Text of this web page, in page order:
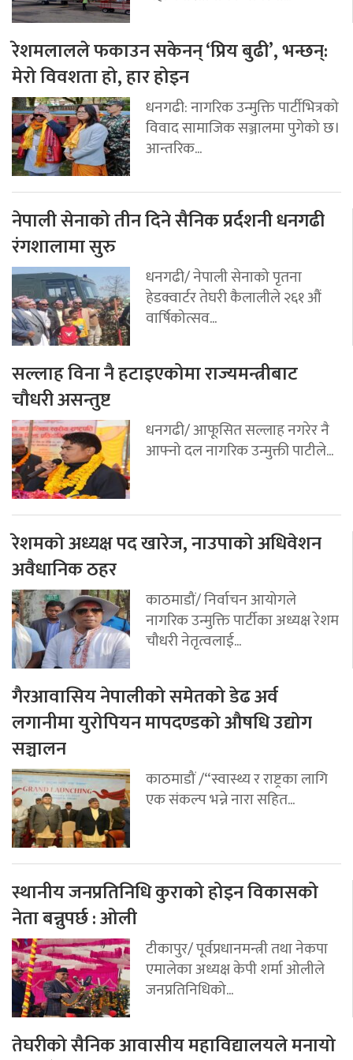
रेशमलालले फकाउन सकेनन् ‘प्रिय बुढी’, भन्छन्:
मेरो विवशता हो, हार होइन
धनगढी: नागरिक उन्मुक्ति पार्टीभित्रको
विवाद सामाजिक सञ्जालमा पुगेको छ।
आन्तरिक...
नेपाली सेनाको तीन दिने सैनिक प्रर्दशनी धनगढी
रंगशालामा सुरु
धनगढी/ नेपाली सेनाको पृतना
हेडक्वार्टर तेघरी कैलालीले २६१ औं
वार्षिकोत्सव...
सल्लाह विना नै हटाइएकोमा राज्यमन्त्रीबाट
चौधरी असन्तुष्ट
धनगढी/ आफूसित सल्लाह नगरेर नै
आफ्नो दल नागरिक उन्मुक्ती पाटीले...
रेशमको अध्यक्ष पद खारेज, नाउपाको अधिवेशन
अवैधानिक ठहर
काठमाडौं/ निर्वाचन आयोगले
नागरिक उन्मुक्ति पार्टीका अध्यक्ष रेशम
चौधरी नेतृत्वलाई...
गैरआवासिय नेपालीको समेतको डेढ अर्व
लगानीमा युरोपियन मापदण्डको औषधि उद्योग
सञ्चालन
काठमाडौं /“स्वास्थ्य र राष्ट्रका लागि
एक संकल्प भन्ने नारा सहित...
स्थानीय जनप्रतिनिधि कुराको होइन विकासको
नेता बन्नुपर्छ : ओली
टीकापुर/ पूर्वप्रधानमन्त्री तथा नेकपा
एमालेका अध्यक्ष केपी शर्मा ओलीले
जनप्रतिनिधिको...
तेघरीको सैनिक आवासीय महाविद्यालयले मनायो